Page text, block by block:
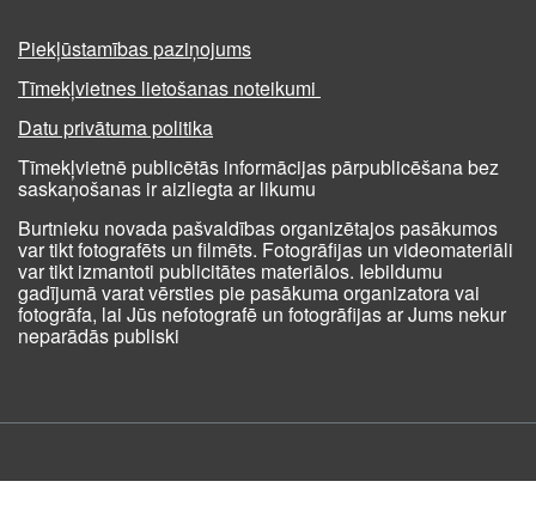
Piekļūstamības paziņojums
Tīmekļvietnes lietošanas noteikumi
Datu privātuma politika
Tīmekļvietnē publicētās informācijas pārpublicēšana bez
saskaņošanas ir aizliegta ar likumu
Burtnieku novada pašvaldības organizētajos pasākumos
var tikt fotografēts un filmēts. Fotogrāfijas un videomateriāli
var tikt izmantoti publicitātes materiālos. Iebildumu
gadījumā varat vērsties pie pasākuma organizatora vai
fotogrāfa, lai Jūs nefotografē un fotogrāfijas ar Jums nekur
neparādās publiski